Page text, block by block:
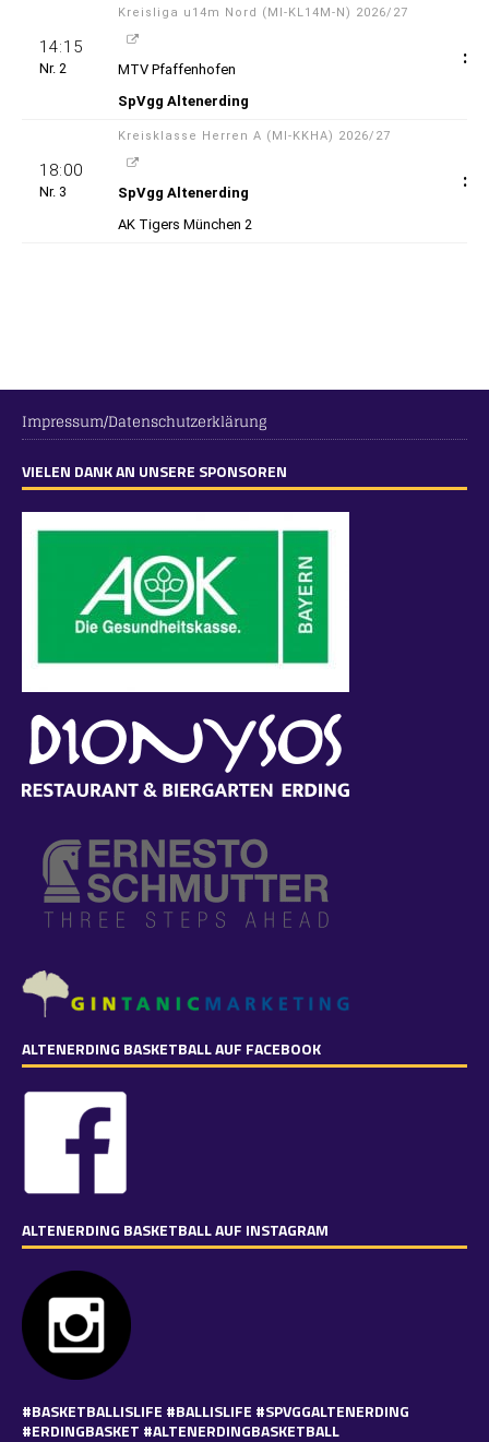
Impressum/Datenschutzerklärung
VIELEN DANK AN UNSERE SPONSOREN
ALTENERDING BASKETBALL AUF FACEBOOK
ALTENERDING BASKETBALL AUF INSTAGRAM
#BASKETBALLISLIFE #BALLISLIFE #SPVGGALTENERDING
#ERDINGBASKET #ALTENERDINGBASKETBALL